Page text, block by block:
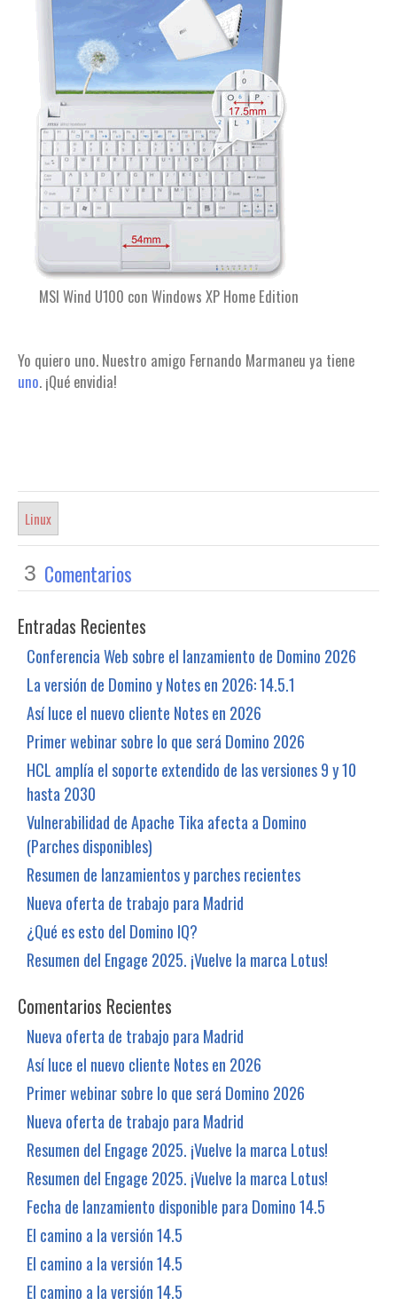
MSI Wind U100 con Windows XP Home Edition
Yo quiero uno. Nuestro amigo Fernando Marmaneu ya tiene
uno. ¡Qué envidia!
Linux
3 Comentarios
Entradas Recientes
Conferencia Web sobre el lanzamiento de Domino 2026
La versión de Domino y Notes en 2026: 14.5.1
Así luce el nuevo cliente Notes en 2026
Primer webinar sobre lo que será Domino 2026
HCL amplía el soporte extendido de las versiones 9 y 10
hasta 2030
Vulnerabilidad de Apache Tika afecta a Domino
(Parches disponibles)
Resumen de lanzamientos y parches recientes
Nueva oferta de trabajo para Madrid
¿Qué es esto del Domino IQ?
Resumen del Engage 2025. ¡Vuelve la marca Lotus!
Comentarios Recientes
Nueva oferta de trabajo para Madrid
Así luce el nuevo cliente Notes en 2026
Primer webinar sobre lo que será Domino 2026
Nueva oferta de trabajo para Madrid
Resumen del Engage 2025. ¡Vuelve la marca Lotus!
Resumen del Engage 2025. ¡Vuelve la marca Lotus!
Fecha de lanzamiento disponible para Domino 14.5
El camino a la versión 14.5
El camino a la versión 14.5
El camino a la versión 14.5